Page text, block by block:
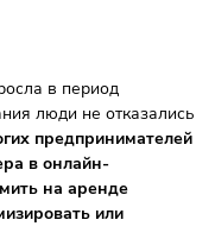
для сада, дома,
на
техники, мебели,